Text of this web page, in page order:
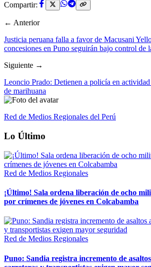
Compartir:
← Anterior
Justicia peruana falla a favor de Macusani
concesiones en Puno seguirán bajo control de
Siguiente →
Leoncio Prado: Detienen a policía en
de marihuana
Red de Medios Regionales del Perú
Lo Último
Red de Medios Regionales
¡Último! Sala ordena liberación de ocho
por crímenes de jóvenes en Colcabamba
Red de Medios Regionales
Puno: Sandia registra incremento de